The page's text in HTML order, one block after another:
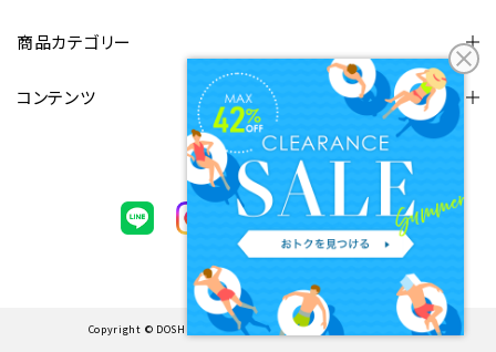
商品カテゴリー
コンテンツ
FOLLOW US
Copyright © DOSHISHA CORPORATION. ALL rights reserved.